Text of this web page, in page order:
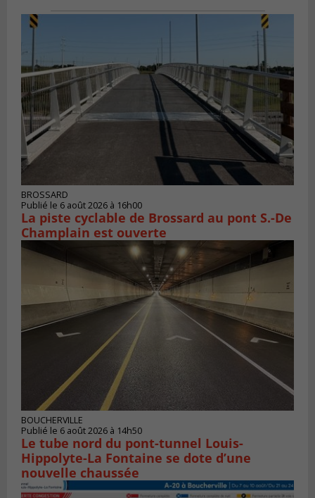
BROSSARD
Publié le 6 août 2026 à 16h00
La piste cyclable de Brossard au pont S.-De
Champlain est ouverte
BOUCHERVILLE
Publié le 6 août 2026 à 14h50
Le tube nord du pont-tunnel Louis-
Hippolyte-La Fontaine se dote d’une
nouvelle chaussée